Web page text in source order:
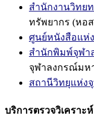
สำนักงานวิทย
ทรัพยากร (หอ
ศูนย์หนังสือแห่
สำนักพิมพ์จุฬา
จุฬาลงกรณ์มห
สถานีวิทยุแห่ง
บริการตรวจวิเครา